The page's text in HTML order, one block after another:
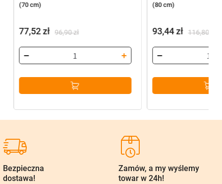
(70 cm)
96,90zł
cena
wynosiła:
96,90 zł.
77,52zł
cena
wynosi:
77,52 zł.
(80 cm)
116,80
cena
wynosiła:
116,80 zł.
93,44zł
cena
wynosi:
93,44 zł.
Bezpieczna
dostawa!
Zamów, a my wyślemy
towar w 24h!